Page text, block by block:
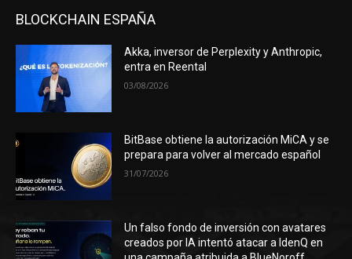
BLOCKCHAIN ESPAÑA
Akka, inversor de Perplexity y Anthropic,
entra en Reental
03/08/2026
BitBase obtiene la autorización MiCA y se
prepara para volver al mercado español
31/07/2026
Un falso fondo de inversión con avatares
creados por IA intentó atacar a IdenQ en